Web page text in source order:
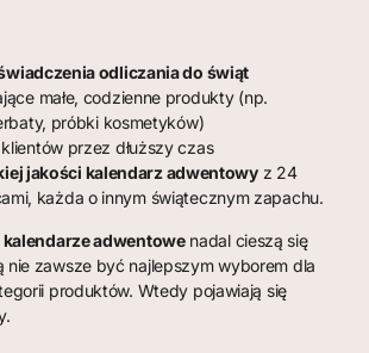
odliczania do świąt
małe, codzienne produkty (np.
próbki kosmetyków)
przez dłuższy czas
jakości kalendarz adwentowyz 24
każda o innym świątecznym zapachu.
adwentowenadal cieszą się
nie zawsze być najlepszym wyborem dla
produktów. Wtedy pojawiają się